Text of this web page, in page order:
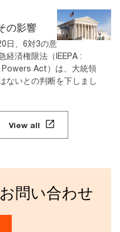
の影響
日、6対3の意
経済権限法（IEEPA :
Act）は、大統領
ないとの判断を下しまし
View all
問い合わせ